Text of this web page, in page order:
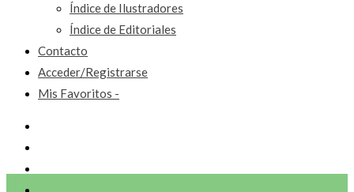
Índice de Ilustradores
Índice de Editoriales
Contacto
Acceder/Registrarse
Mis Favoritos -